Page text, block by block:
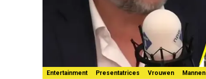
Entertainment Presentatrices Vrouwen Mannen